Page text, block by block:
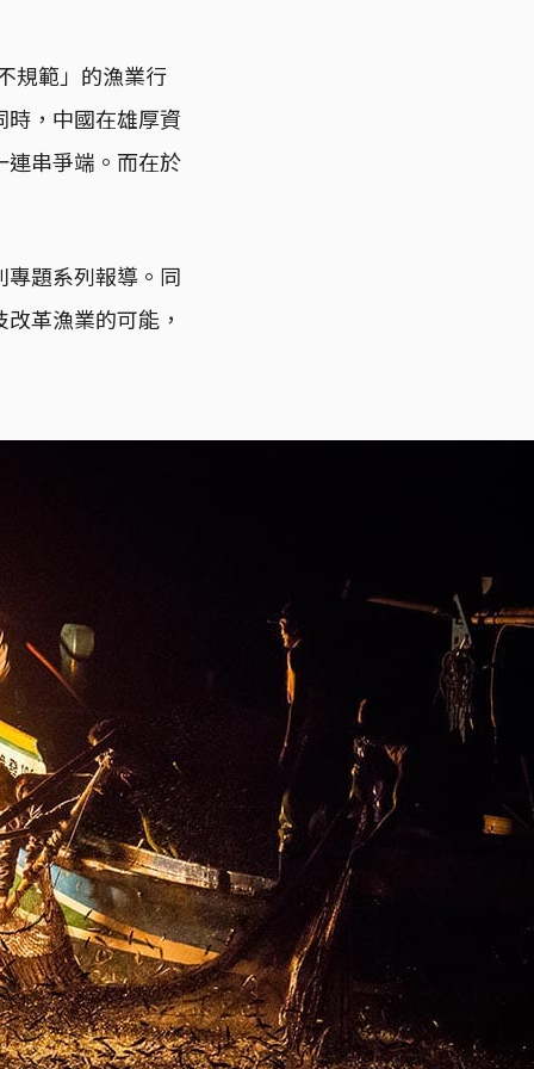
規範」的漁業行
，中國在雄厚資
連串爭端。而在於
題系列報導。同
革漁業的可能，